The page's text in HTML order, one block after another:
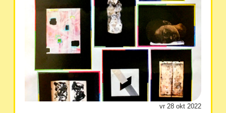
vr 28 okt 2022